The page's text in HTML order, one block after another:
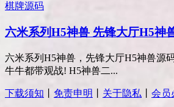
棋牌源码
六米系列H5神兽 先锋大厅H5神
六米系列H5神兽，先锋大厅H5神兽源
牛牛都带观战! H5神兽二...
下载须知 免责申明 关于隐私 会员